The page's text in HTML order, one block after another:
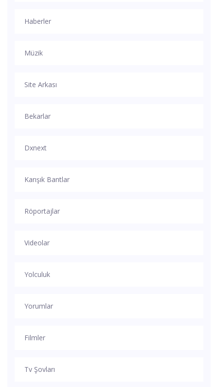
Haberler
Müzik
Site Arkası
Bekarlar
Dxnext
Karışık Bantlar
Röportajlar
Videolar
Yolculuk
Yorumlar
Filmler
Tv Şovları